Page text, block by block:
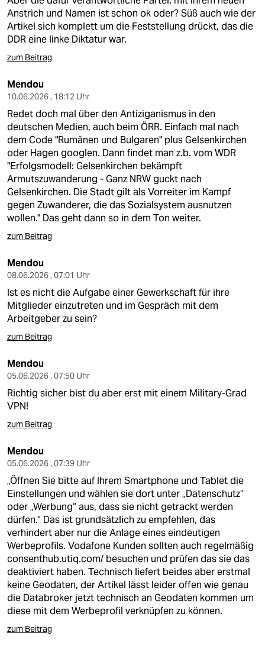
Anstrich und Namen ist schon ok oder? Süß auch wie der
Artikel sich komplett um die Feststellung drückt, das die
DDR eine linke Diktatur war.
zum Beitrag
Mendou
10.06.2026 , 18:12 Uhr
Redet doch mal über den Antiziganismus in den
deutschen Medien, auch beim ÖRR. Einfach mal nach
dem Code "Rumänen und Bulgaren" plus Gelsenkirchen
oder Hagen googlen. Dann findet man z.b. vom WDR
"Erfolgsmodell: Gelsenkirchen bekämpft
Armutszuwanderung - Ganz NRW guckt nach
Gelsenkirchen. Die Stadt gilt als Vorreiter im Kampf
gegen Zuwanderer, die das Sozialsystem ausnutzen
wollen." Das geht dann so in dem Ton weiter.
zum Beitrag
Mendou
08.06.2026 , 07:01 Uhr
Ist es nicht die Aufgabe einer Gewerkschaft für ihre
Mitglieder einzutreten und im Gespräch mit dem
Arbeitgeber zu sein?
zum Beitrag
Mendou
05.06.2026 , 07:50 Uhr
Richtig sicher bist du aber erst mit einem Military-Grad
VPN!
zum Beitrag
Mendou
05.06.2026 , 07:39 Uhr
„Öffnen Sie bitte auf Ihrem Smartphone und Tablet die
Einstellungen und wählen sie dort unter „Datenschutz“
oder „Werbung“ aus, dass sie nicht getrackt werden
dürfen.“ Das ist grundsätzlich zu empfehlen, das
verhindert aber nur die Anlage eines eindeutigen
Werbeprofils. Vodafone Kunden sollten auch regelmäßig
consenthub.utiq.com/ besuchen und prüfen das sie das
deaktiviert haben. Technisch liefert beides aber erstmal
keine Geodaten, der Artikel lässt leider offen wie genau
die Databroker jetzt technisch an Geodaten kommen um
diese mit dem Werbeprofil verknüpfen zu können.
zum Beitrag